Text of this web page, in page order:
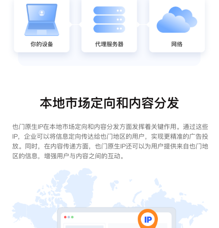
本地市场定向和内容分发
也门原生IP在本地市场定向和内容分发方面发挥着关键作用。通过这些
IP，企业可以将信息定向传达给也门地区的用户，实现更精准的广告投
放。同时，在内容传递方面，也门原生IP还可以为用户提供来自也门地
区的信息，增强用户与内容之间的互动。